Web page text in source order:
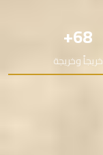
68+
خريجاً وخريجة